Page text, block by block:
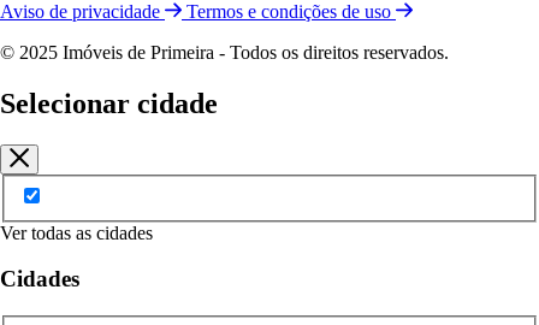
Aviso de privacidade
Termos e condições de uso
© 2025 Imóveis de Primeira - Todos os direitos reservados.
Selecionar cidade
Ver todas as cidades
Cidades